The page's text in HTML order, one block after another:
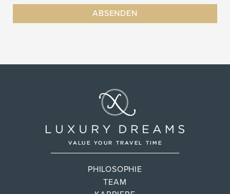
PHILOSOPHIE
TEAM